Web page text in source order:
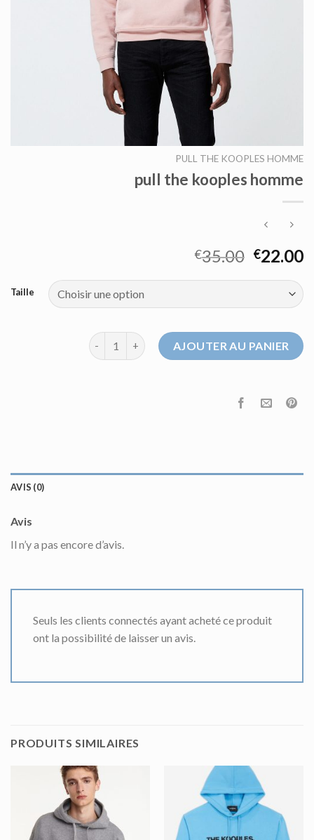
PULL THE KOOPLES HOMME
pull the kooples homme
€35.00 €22.00
Taille
quantité de pull the kooples homme
AJOUTER AU PANIER
AVIS (0)
Avis
Il n’y a pas encore d’avis.
Seuls les clients connectés ayant acheté ce produit
ont la possibilité de laisser un avis.
PRODUITS SIMILAIRES